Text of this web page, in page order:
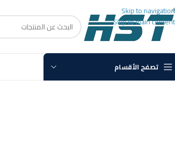
Skip to navigation
Skip to main content
تصفح الأقسام